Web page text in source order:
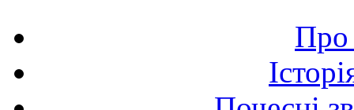
Про